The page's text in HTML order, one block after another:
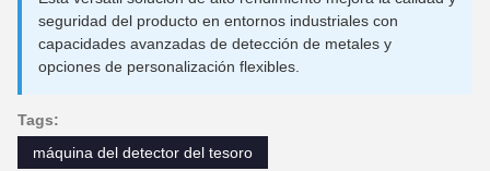
seguridad del producto en entornos industriales con
capacidades avanzadas de detección de metales y
opciones de personalización flexibles.
Tags:
máquina del detector del tesoro